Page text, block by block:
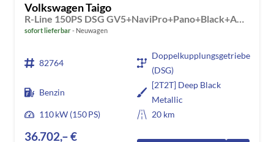
Volkswagen Taigo
R-Line 150PS DSG GV5+NaviPro+Pano+Black+AHK+IQ.Drive+IQ.Light+Kessy+Kamera
sofort lieferbar Neuwagen
82764
Doppelkupplungsgetriebe
(DSG)
Benzin
[2T2T] Deep Black
Metallic
110 kW (150 PS)
20 km
36.702,– €